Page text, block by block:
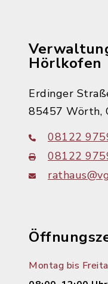
Hörlkofen
Erdinger
85457 Wörth,
08122
08122
Montag bis